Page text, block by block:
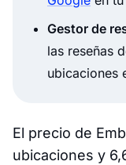
Gestor de
las reseñas
ubicaciones
El precio de
ubicaciones y